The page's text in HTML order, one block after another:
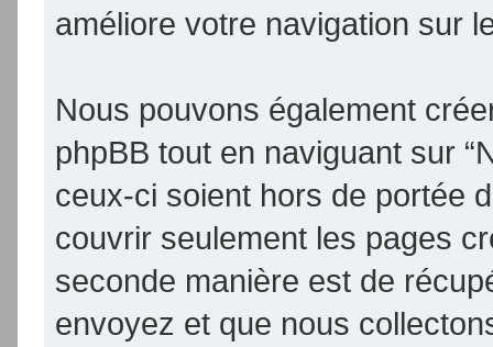
améliore votre navigation sur
Nous pouvons également
phpBB tout en naviguant sur
ceux-ci soient hors de portée
couvrir seulement les pages
seconde manière est de
envoyez et que nous